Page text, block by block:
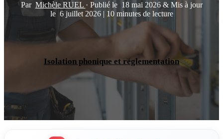
Par Michèle RUEL · Publié le 18 mai 2026 & Mis à jour
le 6 juillet 2026 | 10 minutes de lecture
Isolation phonique et réglementation